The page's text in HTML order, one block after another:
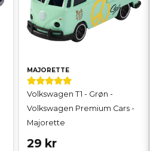
MAJORETTE
Volkswagen T1 - Grøn -
Volkswagen Premium Cars -
Majorette
29 kr